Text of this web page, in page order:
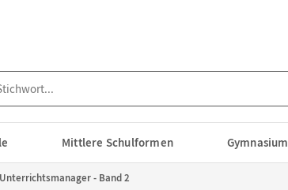
Mittlere Schulformen Gymnasium
- Band 2